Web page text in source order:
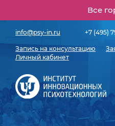
Все
info@psy-in.ru +7 (495)
Запись на консультацию
Личный кабинет